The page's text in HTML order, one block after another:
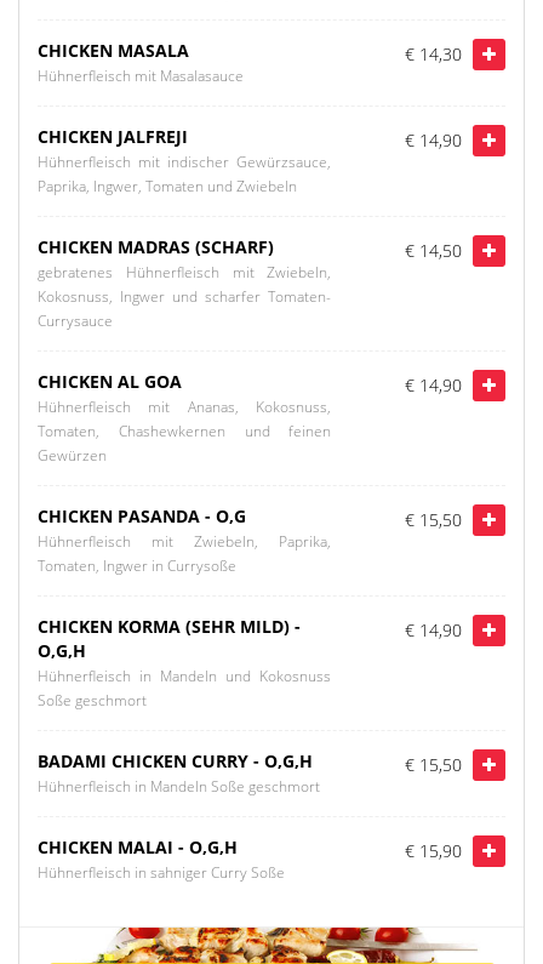
CHICKEN MASALA
Hühnerfleisch mit Masalasauce
€ 14,30
CHICKEN JALFREJI
Hühnerfleisch mit indischer Gewürzsauce,
Paprika, Ingwer, Tomaten und Zwiebeln
€ 14,90
CHICKEN MADRAS (SCHARF)
gebratenes Hühnerfleisch mit Zwiebeln,
Kokosnuss, Ingwer und scharfer Tomaten-
Currysauce
€ 14,50
CHICKEN AL GOA
Hühnerfleisch mit Ananas, Kokosnuss,
Tomaten, Chashewkernen und feinen
Gewürzen
€ 14,90
CHICKEN PASANDA - O,G
Hühnerfleisch mit Zwiebeln, Paprika,
Tomaten, Ingwer in Currysoße
€ 15,50
CHICKEN KORMA (SEHR MILD) -
O,G,H
Hühnerfleisch in Mandeln und Kokosnuss
Soße geschmort
€ 14,90
BADAMI CHICKEN CURRY - O,G,H
Hühnerfleisch in Mandeln Soße geschmort
€ 15,50
CHICKEN MALAI - O,G,H
Hühnerfleisch in sahniger Curry Soße
€ 15,90